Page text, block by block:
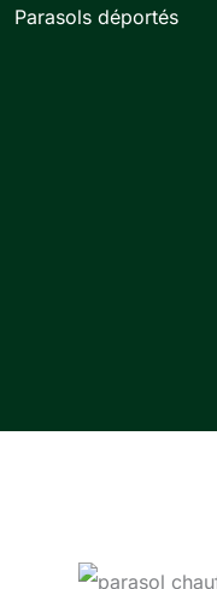
Parasols déportés
Rechercher